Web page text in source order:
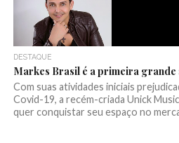
DESTAQUE
Markes Brasil é a primeira grande
Com suas atividades iniciais
Covid-19, a recém-criada Unick
quer conquistar seu espaço no